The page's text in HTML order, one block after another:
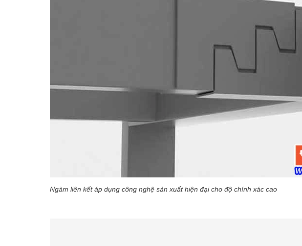
Ngàm liên kết áp dụng công nghệ sản xuất hiện đại cho độ chính xác cao